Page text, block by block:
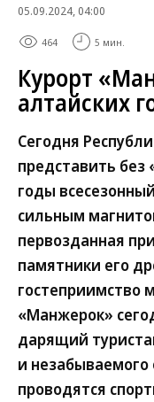
05.09.2024, 04:00
464 5 мин.
Курорт
алтайских
Сегодня
представить
годы
сильным
первозданная
памятники его
гостеприимство
«Манжерок»
дарящий
и незабываемого
проводятся